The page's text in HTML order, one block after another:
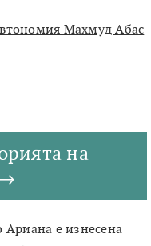
Махмуд Абас
на
Ариана е изнесена